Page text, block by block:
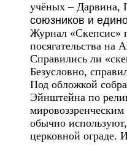
учёных – Дарвина,
союзников и
Журнал «Скепсис»
посягательства на
Справились ли
Безусловно,
Под обложкой
Эйнштейна по
обычно
церковной ограде.